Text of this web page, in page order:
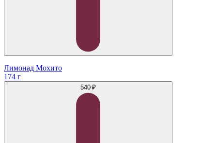
Лимонад Мохито
174 г
540 ₽